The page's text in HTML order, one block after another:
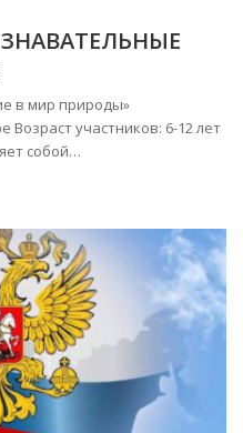
в мир природы»
Возраст участников: 6-12 лет
собой…